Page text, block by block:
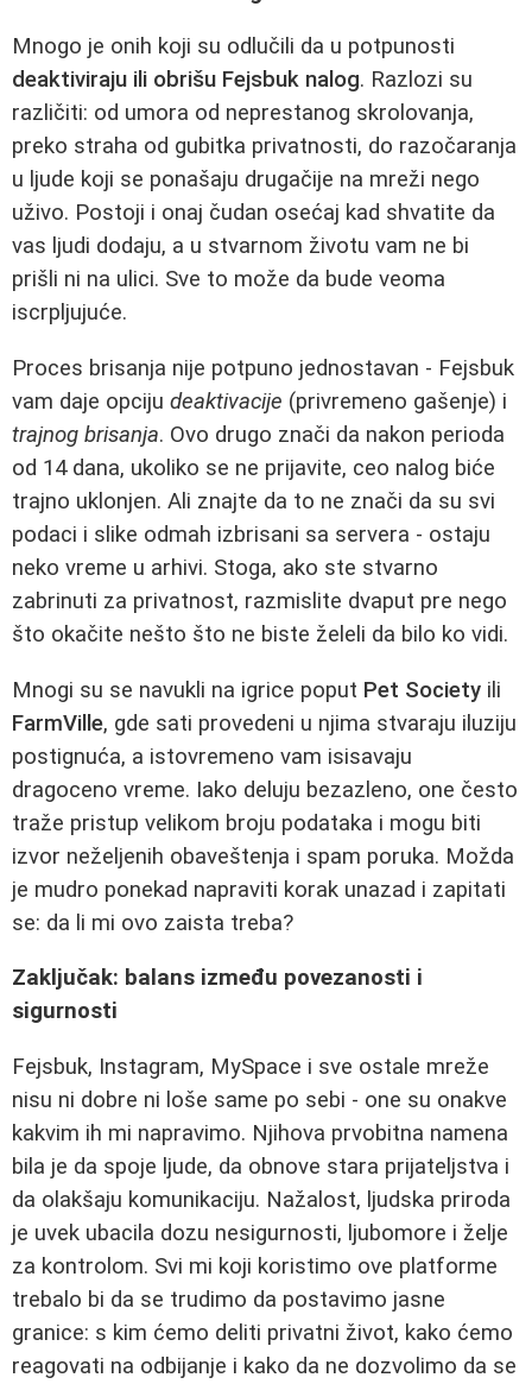
Mnogo je onih koji su odlučili da u potpunosti
deaktiviraju ili obrišu Fejsbuk nalog. Razlozi su
različiti: od umora od neprestanog skrolovanja,
preko straha od gubitka privatnosti, do razočaranja
u ljude koji se ponašaju drugačije na mreži nego
uživo. Postoji i onaj čudan osećaj kad shvatite da
vas ljudi dodaju, a u stvarnom životu vam ne bi
prišli ni na ulici. Sve to može da bude veoma
iscrpljujuće.
Proces brisanja nije potpuno jednostavan - Fejsbuk
vam daje opciju deaktivacije (privremeno gašenje) i
trajnog brisanja. Ovo drugo znači da nakon perioda
od 14 dana, ukoliko se ne prijavite, ceo nalog biće
trajno uklonjen. Ali znajte da to ne znači da su svi
podaci i slike odmah izbrisani sa servera - ostaju
neko vreme u arhivi. Stoga, ako ste stvarno
zabrinuti za privatnost, razmislite dvaput pre nego
što okačite nešto što ne biste želeli da bilo ko vidi.
Mnogi su se navukli na igrice poput Pet Society ili
FarmVille, gde sati provedeni u njima stvaraju iluziju
postignuća, a istovremeno vam isisavaju
dragoceno vreme. Iako deluju bezazleno, one često
traže pristup velikom broju podataka i mogu biti
izvor neželjenih obaveštenja i spam poruka. Možda
je mudro ponekad napraviti korak unazad i zapitati
se: da li mi ovo zaista treba?
Zaključak: balans između povezanosti i
sigurnosti
Fejsbuk, Instagram, MySpace i sve ostale mreže
nisu ni dobre ni loše same po sebi - one su onakve
kakvim ih mi napravimo. Njihova prvobitna namena
bila je da spoje ljude, da obnove stara prijateljstva i
da olakšaju komunikaciju. Nažalost, ljudska priroda
je uvek ubacila dozu nesigurnosti, ljubomore i želje
za kontrolom. Svi mi koji koristimo ove platforme
trebalo bi da se trudimo da postavimo jasne
granice: s kim ćemo deliti privatni život, kako ćemo
reagovati na odbijanje i kako da ne dozvolimo da se